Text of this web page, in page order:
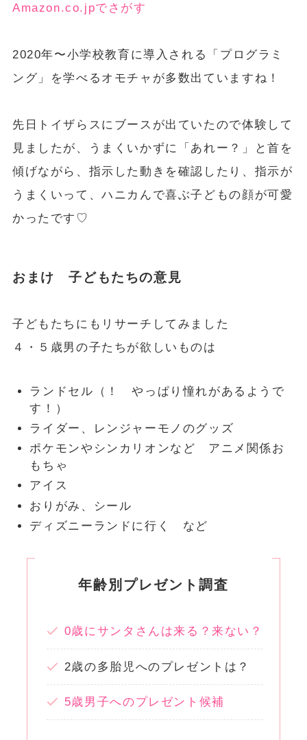
Amazon.co.jpでさがす
2020年〜小学校教育に導入される「プログラミ
ング」を学べるオモチャが多数出ていますね！
先日トイザらスにブースが出ていたので体験して
見ましたが、うまくいかずに「あれー？」と首を
傾げながら、指示した動きを確認したり、指示が
うまくいって、ハニカんで喜ぶ子どもの顔が可愛
かったです♡
おまけ 子どもたちの意見
子どもたちにもリサーチしてみました
４・５歳男の子たちが欲しいものは
ランドセル（！ やっぱり憧れがあるようで
す！）
ライダー、レンジャーモノのグッズ
ポケモンやシンカリオンなど アニメ関係お
もちゃ
アイス
おりがみ、シール
ディズニーランドに行く など
年齢別プレゼント調査
0歳にサンタさんは来る？来ない？
2歳の多胎児へのプレゼントは？
5歳男子へのプレゼント候補